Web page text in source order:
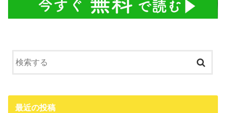
最近の投稿